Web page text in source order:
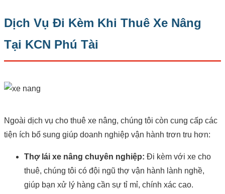
Dịch Vụ Đi Kèm Khi Thuê Xe Nâng
Tại KCN Phú Tài
Ngoài dịch vụ cho thuê xe nâng, chúng tôi còn cung cấp các
tiện ích bổ sung giúp doanh nghiệp vận hành trơn tru hơn:
Thợ lái xe nâng chuyên nghiệp: Đi kèm với xe cho
thuê, chúng tôi có đội ngũ thợ vận hành lành nghề,
giúp bạn xử lý hàng cần sự tỉ mỉ, chính xác cao.